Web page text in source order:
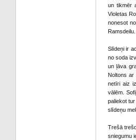
un tikmēr
Violetas
nonesot
Slīdeņi ir
no soda
un ļāva
Noltons ar
netīri aiz
vālēm.
paliekot
slīdeņu
Trešā
sniegumu